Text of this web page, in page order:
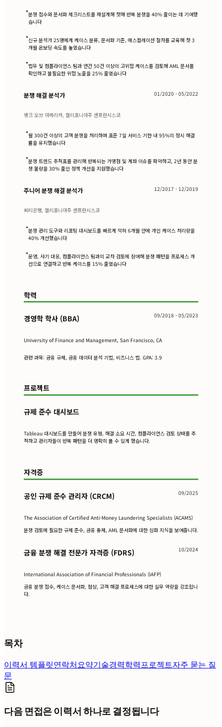
•분쟁 접수와 문서화 체크리스트를 재설계해 첫해 반복 분쟁을 40% 줄이는 데 기여했
습니다
•신규 분석가 25명에게 케이스 분류, 문서화 기준, 에스컬레이션 절차를 교육해 첫 3
개월 온보딩 속도를 높였습니다
•법무 및 컴플라이언스 팀과 연간 50건 이상의 고위험 케이스를 검토해 AML 문서를
확인하고 불필요한 위험 노출을 25% 줄였습니다
분쟁 해결 분석가 01/2020 - 05/2022
뱅크 오브 아메리카, 캘리포니아주 샌프란시스코
•월 300건 이상의 고객 분쟁을 처리하며 표준 7일 서비스 기한 내 95%의 정시 해결
률을 유지했습니다
•분쟁 트렌드 추적표를 관리해 반복되는 가맹점 및 계좌 이슈를 파악하고, 2년 동안 분
쟁 물량을 30% 줄인 정책 개선을 지원했습니다
주니어 분쟁 해결 분석가 12/2017 - 12/2019
씨티은행, 캘리포니아주 샌프란시스코
•분쟁 관리 도구와 리포팅 대시보드를 빠르게 익혀 6개월 안에 개인 케이스 처리량을
40% 개선했습니다
•운영, 사기 대응, 컴플라이언스 팀과의 교차 검토에 참여해 분쟁 패턴을 프로세스 개
선으로 연결하고 반복 케이스를 15% 줄였습니다
학력
경영학 학사 (BBA) 09/2018 - 05/2023
University of Finance and Management, San Francisco, CA
관련 과목: 금융 규제, 금융 데이터 분석 기법, 비즈니스 법. GPA: 3.9
프로젝트
규제 준수 대시보드
Tableau 대시보드를 만들어 분쟁 유형, 해결 소요 시간, 컴플라이언스 검토 상태를 추
적하고 관리자들이 반복 패턴을 더 명확히 볼 수 있게 했습니다.
자격증
공인 규제 준수 관리자 (CRCM) 09/2025
The Association of Certified Anti-Money Laundering Specialists (ACAMS)
분쟁 검토에 필요한 규제 준수, 금융 통제, AML 문서화에 대한 심화 지식을 보여줍니다.
금융 분쟁 해결 전문가 자격증 (FDRS) 10/2024
International Association of Financial Professionals (IAFP)
금융 분쟁 접수, 케이스 문서화, 협상, 고객 해결 프로세스에 대한 실무 역량을 강조합니
다.
목차
이력서 템플릿연락처요약기술경력학력프로젝트자주 묻는 질
문
다음 면접은 이력서 하나로 결정됩니다